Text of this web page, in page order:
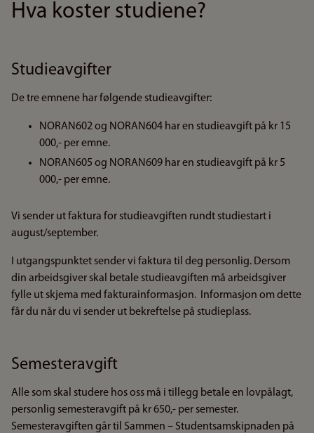
Hva koster studiene?
Studieavgifter
De tre emnene har følgende studieavgifter:
NORAN602 og NORAN604 har en studieavgift på kr 15
000,- per emne.
NORAN605 og NORAN609 har en studieavgift på kr 5
000,- per emne.
Vi sender ut faktura for studieavgiften rundt studiestart i
august/september.
I utgangspunktet sender vi faktura til deg personlig. Dersom
din arbeidsgiver skal betale studieavgiften må arbeidsgiver
fylle ut skjema med fakturainformasjon. Informasjon om dette
får du når du vi sender ut bekreftelse på studieplass.
Semesteravgift
Alle som skal studere hos oss må i tillegg betale en lovpålagt,
personlig semesteravgift på kr 650,- per semester.
Semesteravgiften går til Sammen – Studentsamskipnaden på